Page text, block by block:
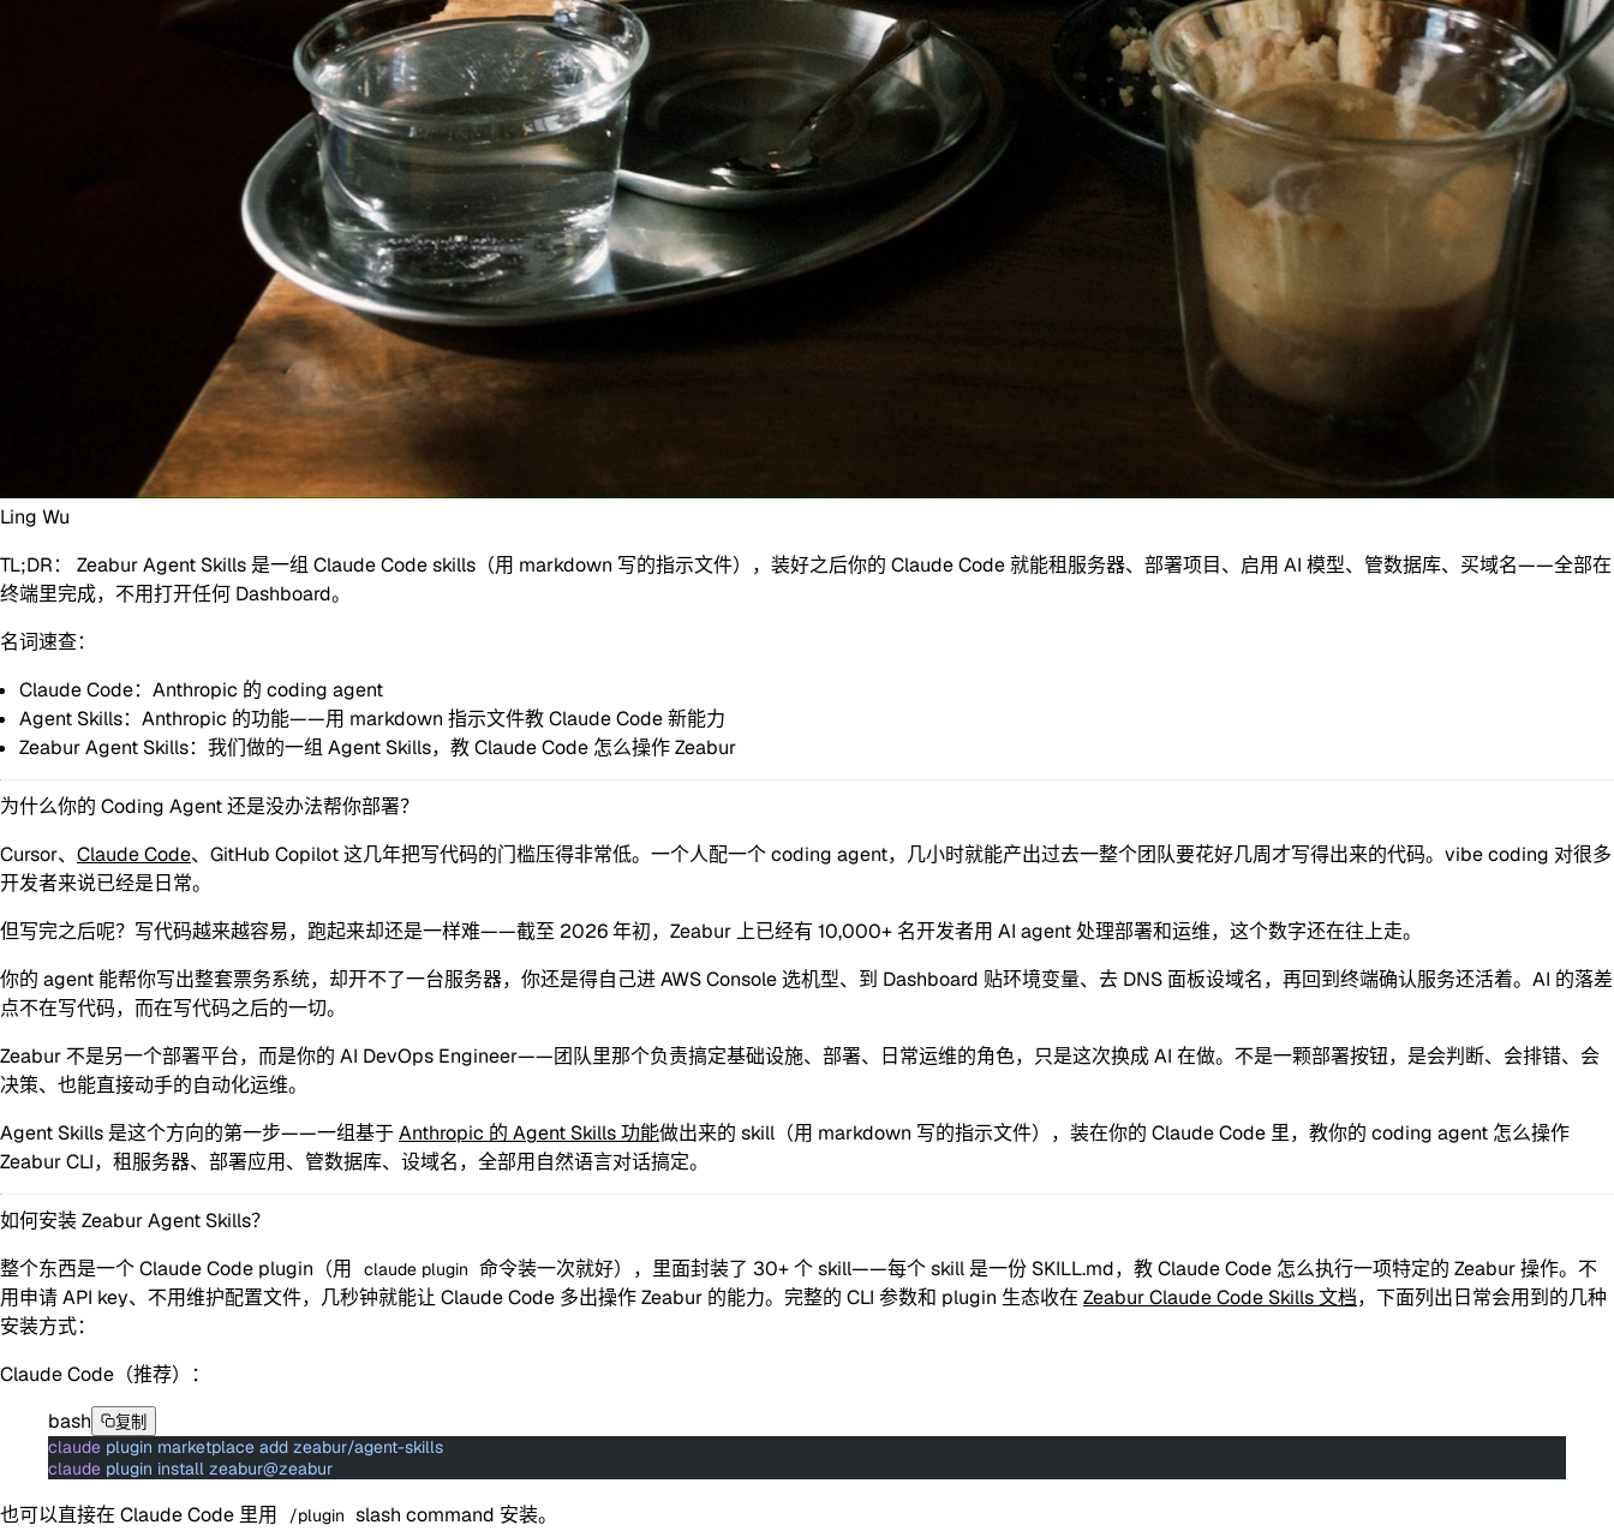
Ling Wu
TL;DR：
Zeabur Agent Skills 是一组 Claude Code skills（用 markdown 写的指示文件），装好之后你的 Claude Code 就能租服务器、部署项目、启用 AI 模型、管数据库、买域名——全部在
终端里完成，不用打开任何 Dashboard。
名词速查：
Claude Code：Anthropic 的 coding agent
Agent Skills：Anthropic 的功能——用 markdown 指示文件教 Claude Code 新能力
Zeabur Agent Skills：我们做的一组 Agent Skills，教 Claude Code 怎么操作 Zeabur
为什么你的 Coding Agent 还是没办法帮你部署？
Cursor、 Claude Code、GitHub Copilot 这几年把写代码的门槛压得非常低。一个人配一个 coding agent，几小时就能产出过去一整个团队要花好几周才写得出来的代码。vibe coding 对很多
开发者来说已经是日常。
但写完之后呢？ 写代码越来越容易，跑起来却还是一样难——截至 2026 年初，Zeabur 上已经有 10,000+ 名开发者用 AI agent 处理部署和运维，这个数字还在往上走。
你的 agent 能帮你写出整套票务系统，却开不了一台服务器，你还是得自己进 AWS Console 选机型、到 Dashboard 贴环境变量、去 DNS 面板设域名，再回到终端确认服务还活着。AI 的落差
点不在写代码， 而在写代码之后的一切。
Zeabur 不是另一个部署平台，而是你的 AI DevOps Engineer——团队里那个负责搞定基础设施、部署、日常运维的角色，只是这次换成 AI 在做。不是一颗部署按钮，是会判断、会排错、会
决策、也能直接动手的自动化运维。
Agent Skills 是这个方向的第一步——一组基于Anthropic 的 Agent Skills 功能做出来的 skill（用 markdown 写的指示文件），装在你的 Claude Code 里，教你的 coding agent 怎么操作
Zeabur CLI，租服务器、部署应用、管数据库、设域名，全部用自然语言对话搞定。
如何安装 Zeabur Agent Skills？
整个东西是一个 Claude Code plugin（用
claude plugin 命令装一次就好），里面封装了 30+ 个 skill——每个 skill 是一份 SKILL.md，教 Claude Code 怎么执行一项特定的 Zeabur 操作。不
用申请 API key、不用维护配置文件，几秒钟就能让 Claude Code 多出操作 Zeabur 的能力。完整的 CLI 参数和 plugin 生态收在 Zeabur Claude Code Skills 文档，下面列出日常会用到的几种
安装方式：
Claude Code（推荐）：
bash
复制
claude plugin marketplace add zeabur/agent-skills
claude plugin install zeabur@zeabur
也可以直接在 Claude Code 里用 /plugin slash command 安装。